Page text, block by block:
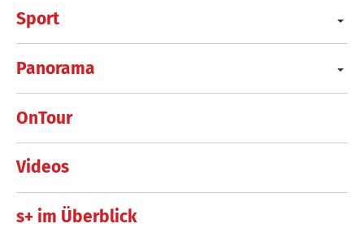
Sport
Panorama
OnTour
Videos
s+ im Überblick